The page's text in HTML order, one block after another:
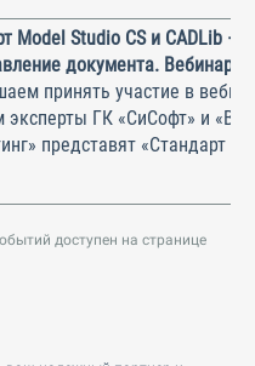
Model Studio CS и CADLib —
документа. Вебинар
принять участие в
эксперты ГК «СиСофт» и
представят «Стандарт
доступен на странице